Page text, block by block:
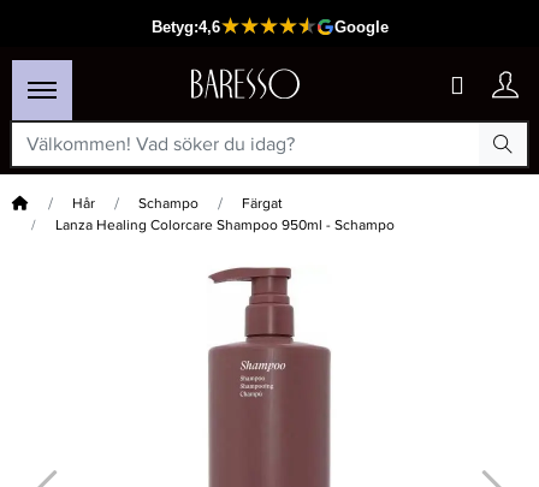
Hem Hår Schampo
Färgat
Lanza Healing Colorcare Shampoo 950ml - Schampo
Passar din varukorg